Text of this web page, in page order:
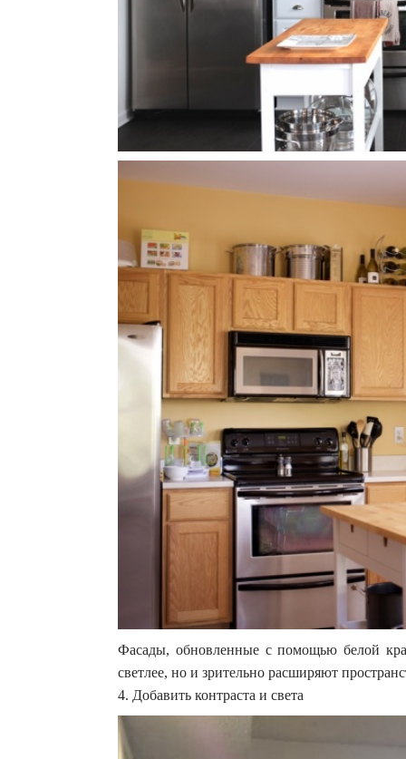
Фасады, обновленные с помощью белой
светлее, но и зрительно расширяют
4. Добавить контраста и света